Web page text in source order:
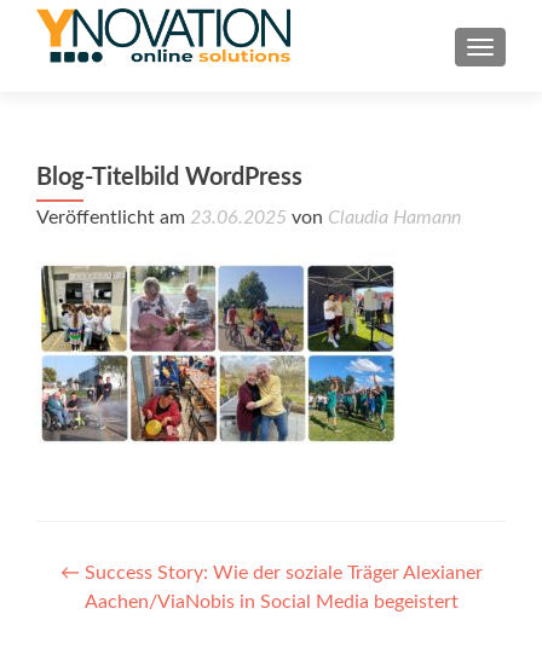
Blog-Titelbild WordPress
Veröffentlicht am 23.06.2025 von Claudia Hamann
Post
navigation
← Success Story: Wie der soziale Träger Alexianer
Aachen/ViaNobis in Social Media begeistert